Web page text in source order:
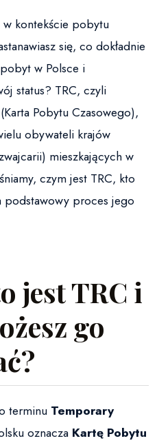
w kontekście pobytu
się, co dokładnie
w Polsce i
status? TRC, czyli
Pobytu Czasowego),
obywateli krajów
mieszkających w
czym jest TRC, kto
proces jego
jest TRC i
go
terminu Temporary
oznacza Kartę Pobytu